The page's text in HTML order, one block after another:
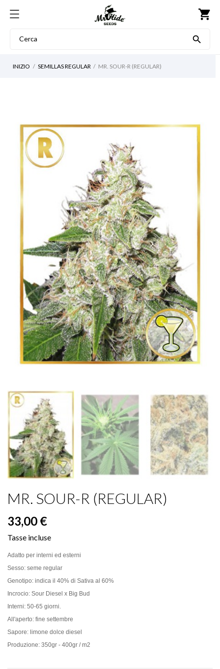
shopping_cart

INIZIO SEMILLAS REGULAR MR. SOUR-R (REGULAR)
MR. SOUR-R (REGULAR)
33,00 €
Tasse incluse
Adatto per interni ed esterni
Sesso: seme regular
Genotipo: indica il 40% di Sativa al 60%
Incrocio: Sour Diesel x Big Bud
Interni: 50-65 giorni.
All'aperto: fine settembre
Sapore: limone dolce diesel
Produzione: 350gr - 400gr / m2